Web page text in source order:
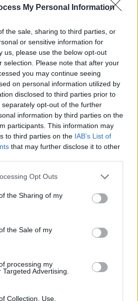
My Personal Information
the sale, sharing to third parties, or
or sensitive information for
us, please use the below opt-out
selection. Please note that after your
you may continue seeing
on personal information utilized by
disclosed to third parties prior to
opt-out of the further
information by third parties on the
participants. This information may
to third parties on the IAB’s List of
that may further disclose it to other
Opt Outs
the Sharing of my
the Sale of my
processing my
Advertising.
Collection, Use,